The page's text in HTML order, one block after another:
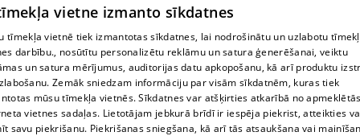
Добавление
комментариев
TВ-программа
Условия договора
360 Ziņu kontakti
vietne izmanto sīkdatnes
tīmekļa vietnē tiek izmantotas sīkdatnes, lai nodrošinātu un uzlabotu
darbību., nosūtītu personalizētu reklāmu un satura ģenerēšanai, veiktu
un satura mērījumus, auditorijas datu apkopošanu, kā arī produktu
Zemāk sniedzam informāciju par visām sīkdatnēm, kuras tiek
mūsu tīmekļa vietnēs. Sīkdatnes var atšķirties atkarībā no
vietnes sadaļas. Lietotājam jebkurā brīdī ir iespēja piekrist, atteikties
savu piekrišanu. Piekrišanas sniegšana, kā arī tās atsaukšana vai